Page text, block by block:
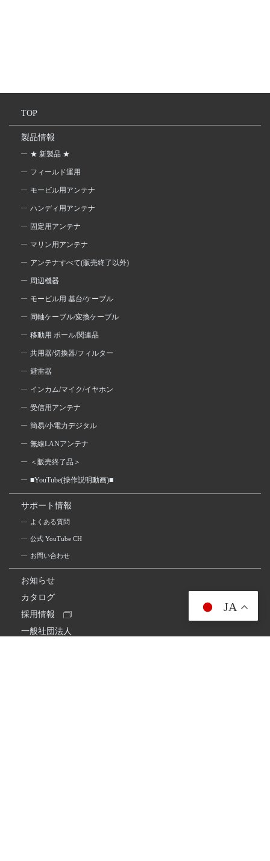
TOP
製品情報
★ 新製品 ★
フィールド運用
モービル用アンテナ
ハンディ用アンテナ
固定用アンテナ
マリン用アンテナ
アンテナすべて(販売終了以外)
周辺機器
モービル用 基台/ケーブル
同軸ケーブル/変換ケーブル
移動用 ポール/関連品
共用器/切換器/フィルター
避雷器
インカム/マイク/イヤホン
受信用アンテナ
簡易/小電力デジタル
無線LANアンテナ
＜販売終了品＞
■YouTube(操作説明動画)■
サポート情報
よくある質問
公式 YouTube CH
お問い合わせ
お知らせ
カタログ
採用情報
一般社団法人
JA